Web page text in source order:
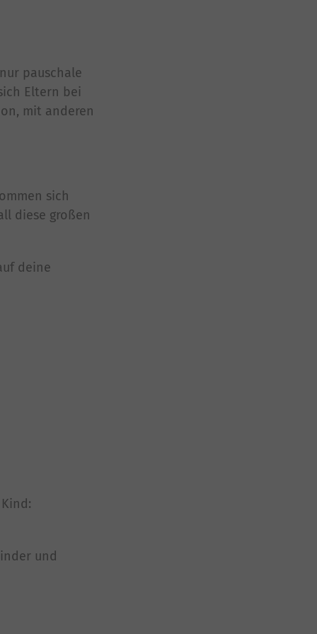
pauschale
Eltern bei
mit anderen
sich
diese großen
deine
und